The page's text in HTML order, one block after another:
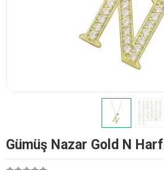
Gümüş Nazar Gold N